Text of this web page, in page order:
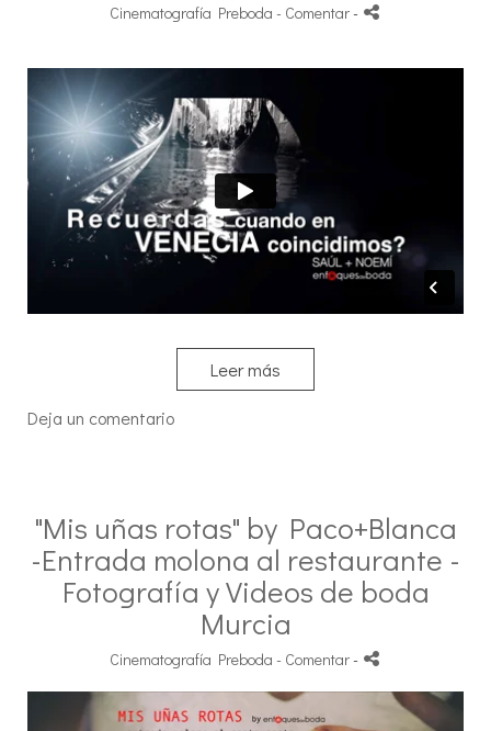
Cinematografía Preboda - Comentar-
Leer más
Deja un comentario
"Mis uñas rotas" by Paco+Blanca
-Entrada molona al restaurante -
Fotografía y Videos de boda
Murcia
Cinematografía Preboda - Comentar-